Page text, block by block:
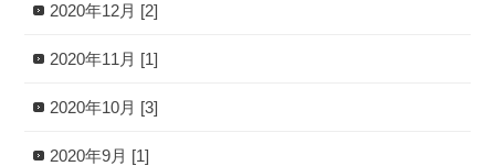
2020年12月 [2]
2020年11月 [1]
2020年10月 [3]
2020年9月 [1]